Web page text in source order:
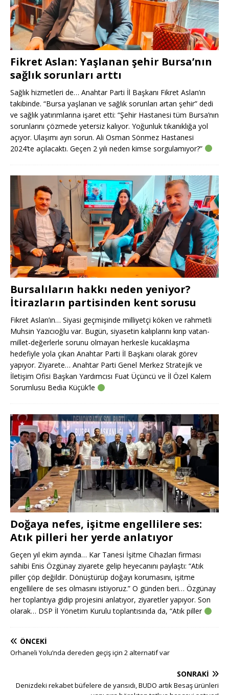
Fikret Aslan: Yaşlanan şehir Bursa’nın
sağlık sorunları arttı
Sağlık hizmetleri de… Anahtar Parti İl Başkanı Fikret Aslan’ın
takibinde. “Bursa yaşlanan ve sağlık sorunları artan şehir” dedi
ve sağlık yatırımlarına işaret etti: “Şehir Hastanesi tüm Bursa’nın
sorunlarını çözmede yetersiz kalıyor. Yoğunluk tıkanıklığa yol
açıyor. Ulaşımı ayrı sorun. Ali Osman Sönmez Hastanesi
2024’te açılacaktı. Geçen 2 yılı neden kimse sorgulamıyor?”
Bursalıların hakkı neden yeniyor?
İtirazların partisinden kent sorusu
Fikret Aslan’ın… Siyasi geçmişinde milliyetçi köken ve rahmetli
Muhsin Yazıcıoğlu var. Bugün, siyasetin kalıplarını kırıp vatan-
millet-değerlerle sorunu olmayan herkesle kucaklaşma
hedefiyle yola çıkan Anahtar Parti İl Başkanı olarak görev
yapıyor. Ziyarete… Anahtar Parti Genel Merkez Stratejik ve
İletişim Ofisi Başkan Yardımcısı Fuat Üçüncü ve İl Özel Kalem
Sorumlusu Bedia Küçük’le
Doğaya nefes, işitme engellilere ses:
Atık pilleri her yerde anlatıyor
Geçen yıl ekim ayında… Kar Tanesi İşitme Cihazları firması
sahibi Enis Özgünay ziyarete gelip heyecanını paylaştı: “Atık
piller çöp değildir. Dönüştürüp doğayı korumasını, işitme
engellilere de ses olmasını istiyoruz.” O günden beri… Özgünay
her toplantıya gidip projesini anlatıyor, ziyaretler yapıyor. Son
olarak… DSP İl Yönetim Kurulu toplantısında da, “Atık piller
ÖNCEKI
Orhaneli Yolu’nda dereden geçiş için 2 alternatif var
SONRAKI
Denizdeki rekabet büfelere de yansıdı, BUDO artık Besaş ürünleri